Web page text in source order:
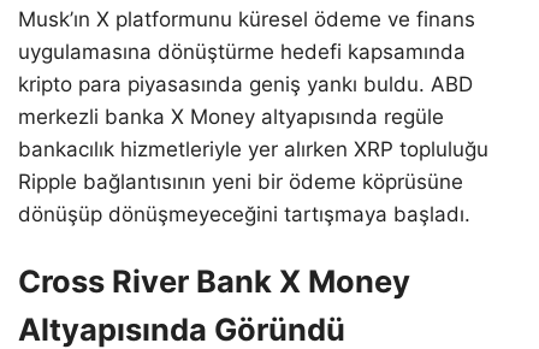
Musk’ın X platformunu küresel ödeme ve finans
uygulamasına dönüştürme hedefi kapsamında
kripto para piyasasında geniş yankı buldu. ABD
merkezli banka X Money altyapısında regüle
bankacılık hizmetleriyle yer alırken XRP topluluğu
Ripple bağlantısının yeni bir ödeme köprüsüne
dönüşüp dönüşmeyeceğini tartışmaya başladı.
Cross River Bank X Money
Altyapısında Göründü